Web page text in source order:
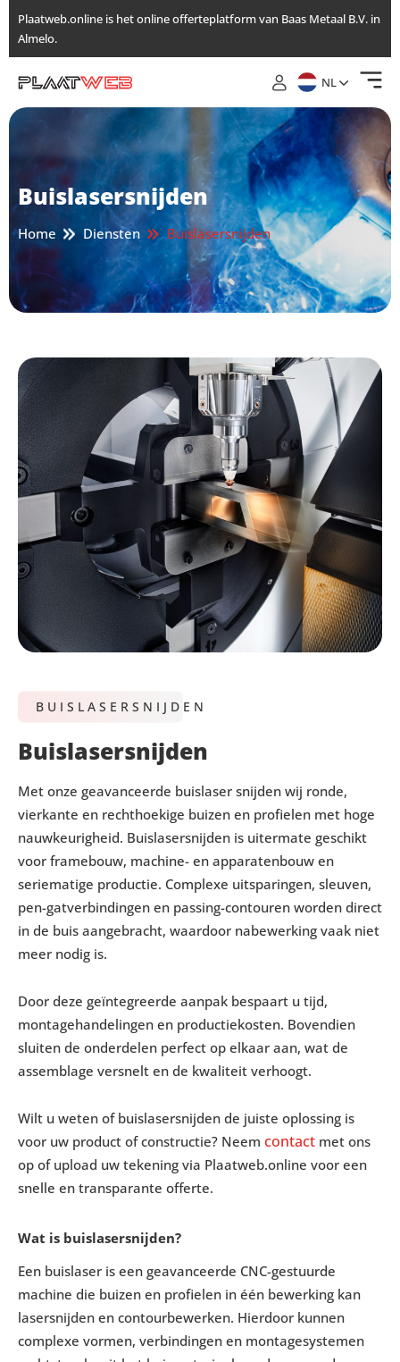
Ga
naar
de
Plaatweb.online is het online offerteplatform van Baas Metaal B.V. in
Almelo.
NL
Buislasersnijden
Home Diensten Buislasersnijden
BUISLASERSNIJDEN
Buislasersnijden
Met onze geavanceerde buislaser snijden wij ronde,
vierkante en rechthoekige buizen en profielen met hoge
nauwkeurigheid. Buislasersnijden is uitermate geschikt
voor framebouw, machine- en apparatenbouw en
seriematige productie. Complexe uitsparingen, sleuven,
pen-gatverbindingen en passing-contouren worden direct
in de buis aangebracht, waardoor nabewerking vaak niet
meer nodig is.
Door deze geïntegreerde aanpak bespaart u tijd,
montagehandelingen en productiekosten. Bovendien
sluiten de onderdelen perfect op elkaar aan, wat de
assemblage versnelt en de kwaliteit verhoogt.
Wilt u weten of buislasersnijden de juiste oplossing is
voor uw product of constructie? Neem contact met ons
op of upload uw tekening via Plaatweb.online voor een
snelle en transparante offerte.
Wat is buislasersnijden?
Een buislaser is een geavanceerde CNC-gestuurde
machine die buizen en profielen in één bewerking kan
lasersnijden en contourbewerken. Hierdoor kunnen
complexe vormen, verbindingen en montagesystemen